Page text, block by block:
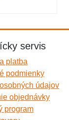
servis
platba
podmienky
údajov
objednávky
program